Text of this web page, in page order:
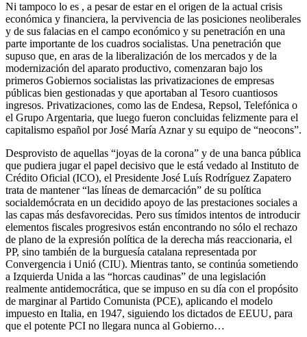
Ni tampoco lo es , a pesar de estar en el origen de la actual crisis
económica y financiera, la pervivencia de las posiciones neoliberales
y de sus falacias en el campo económico y su penetración en una
parte importante de los cuadros socialistas. Una penetración que
supuso que, en aras de la liberalización de los mercados y de la
modernización del aparato productivo, comenzaran bajo los
primeros Gobiernos socialistas las privatizaciones de empresas
públicas bien gestionadas y que aportaban al Tesoro cuantiosos
ingresos. Privatizaciones, como las de Endesa, Repsol, Telefónica o
el Grupo Argentaria, que luego fueron concluidas felizmente para el
capitalismo español por José María Aznar y su equipo de “neocons”.
Desprovisto de aquellas “joyas de la corona” y de una banca pública
que pudiera jugar el papel decisivo que le está vedado al Instituto de
Crédito Oficial (ICO), el Presidente José Luís Rodríguez Zapatero
trata de mantener “las líneas de demarcación” de su política
socialdemócrata en un decidido apoyo de las prestaciones sociales a
las capas más desfavorecidas. Pero sus tímidos intentos de introducir
elementos fiscales progresivos están encontrando no sólo el rechazo
de plano de la expresión política de la derecha más reaccionaria, el
PP, sino también de la burguesía catalana representada por
Convergencia i Unió (CIU). Mientras tanto, se continúa sometiendo
a Izquierda Unida a las “horcas caudinas” de una legislación
realmente antidemocrática, que se impuso en su día con el propósito
de marginar al Partido Comunista (PCE), aplicando el modelo
impuesto en Italia, en 1947, siguiendo los dictados de EEUU, para
que el potente PCI no llegara nunca al Gobierno…